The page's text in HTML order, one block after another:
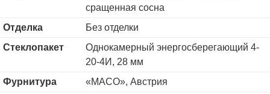
сращенная сосна
Отделка
Без отделки
Стеклопакет
Однокамерный энергосберегающий 4-
20-4И, 28 мм
Фурнитура
«MACO», Австрия